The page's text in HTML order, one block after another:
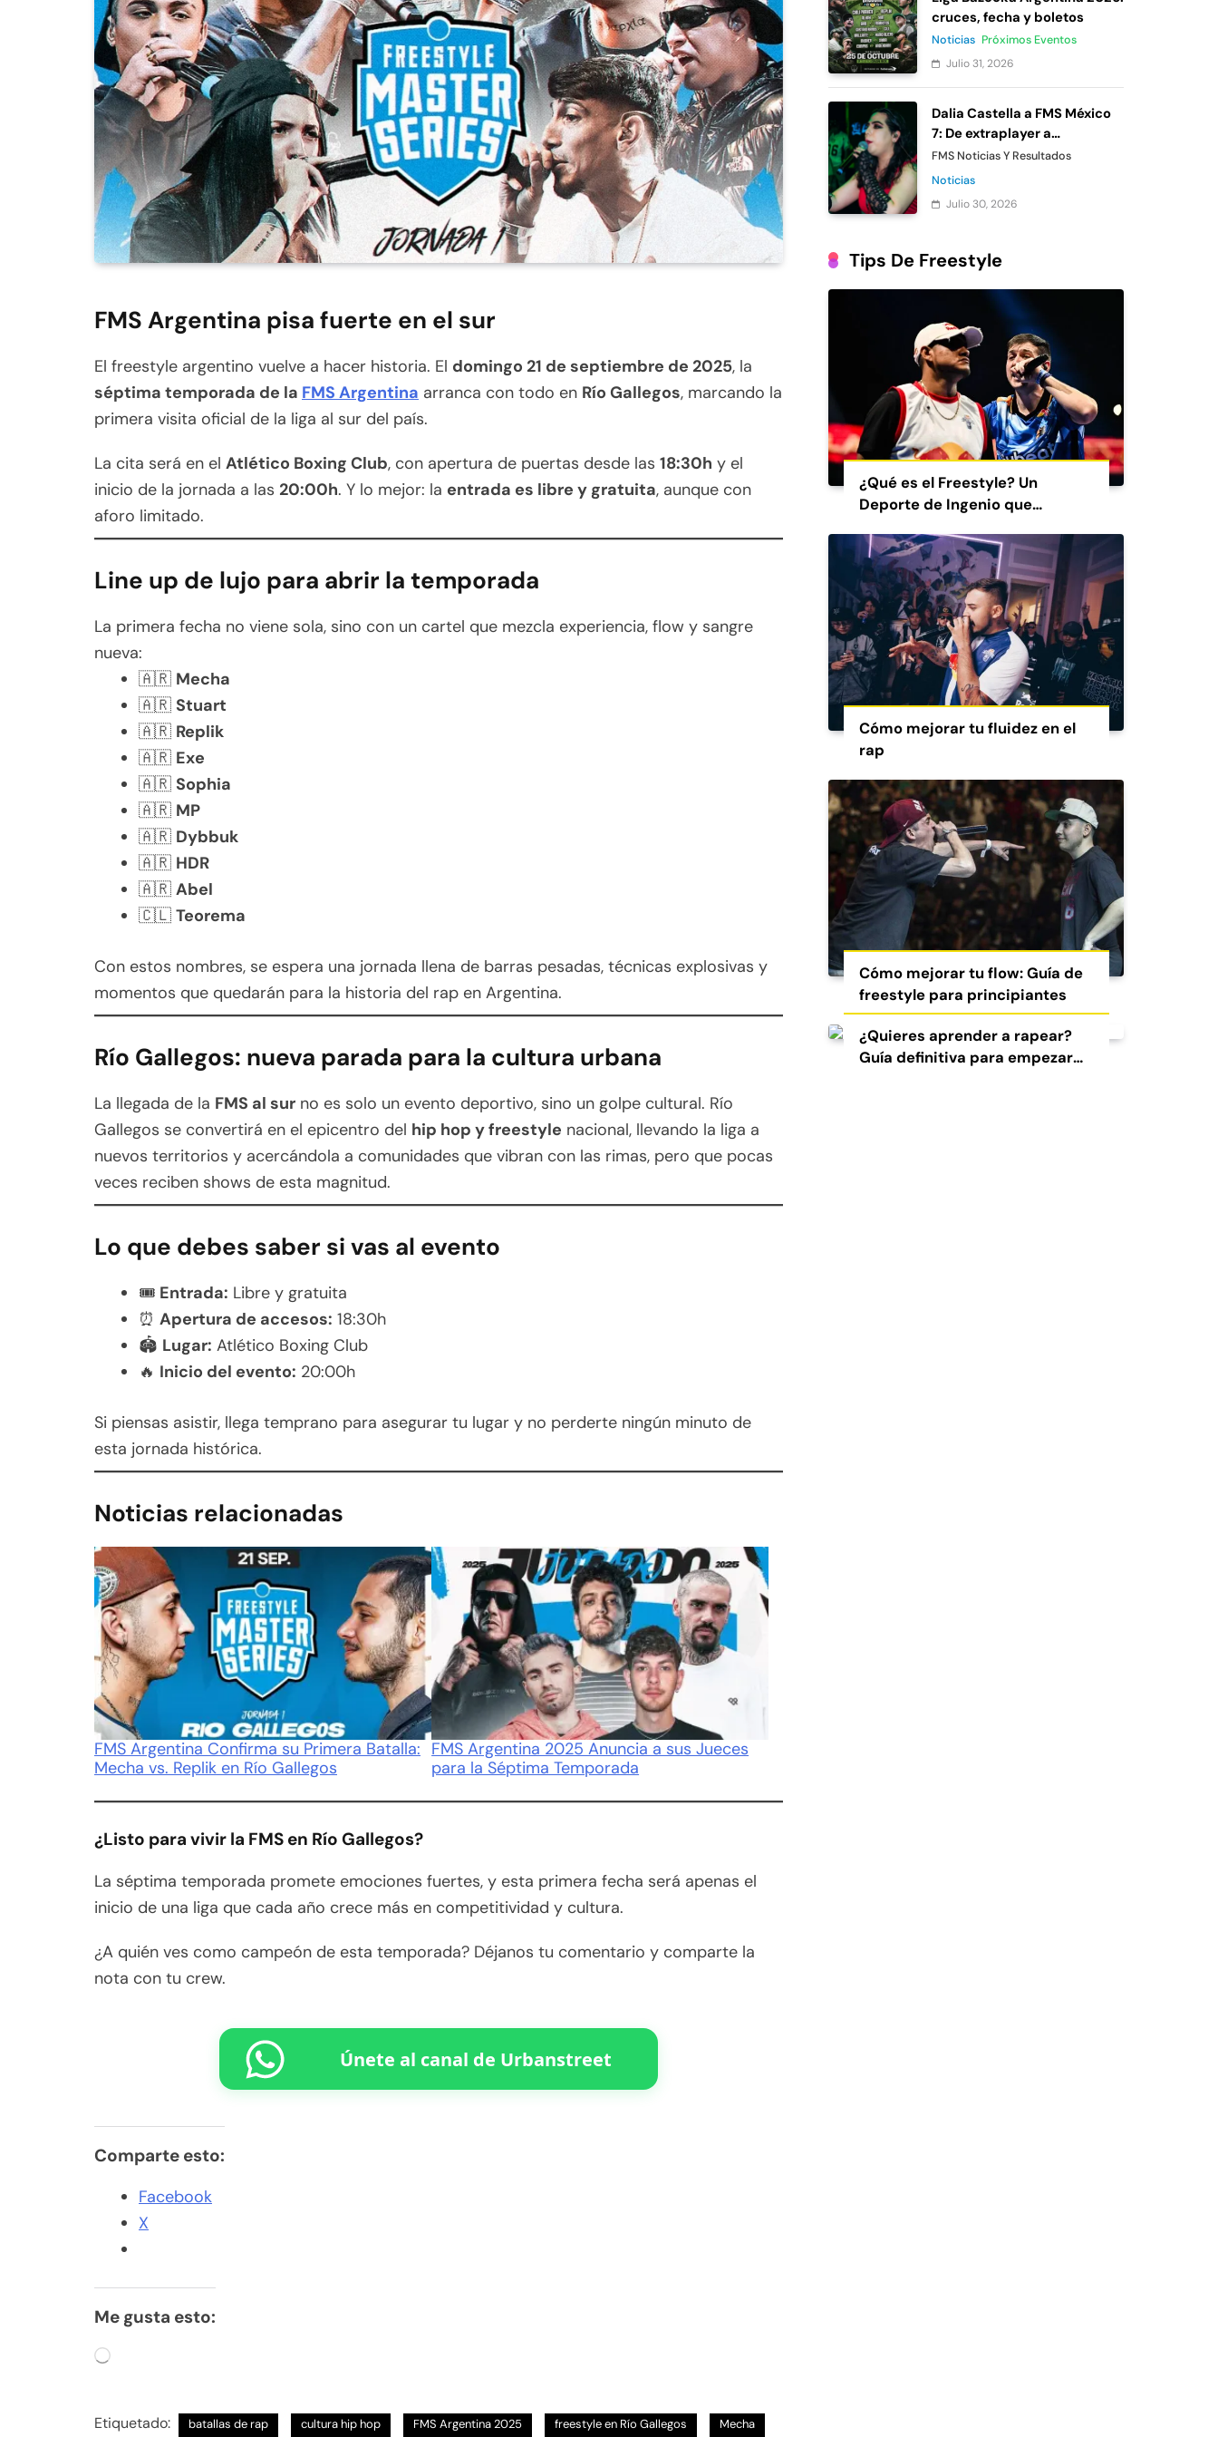
FMS Argentina pisa fuerte en el sur
El freestyle argentino vuelve a hacer historia. El domingo 21 de septiembre de 2025, la
séptima temporada de la FMS Argentina arranca con todo en Río Gallegos, marcando la
primera visita oficial de la liga al sur del país.
La cita será en el Atlético Boxing Club, con apertura de puertas desde las 18:30h y el
inicio de la jornada a las 20:00h. Y lo mejor: la entrada es libre y gratuita, aunque con
aforo limitado.
Line up de lujo para abrir la temporada
La primera fecha no viene sola, sino con un cartel que mezcla experiencia, flow y sangre
nueva:
🇦🇷 Mecha
🇦🇷 Stuart
🇦🇷 Replik
🇦🇷 Exe
🇦🇷 Sophia
🇦🇷 MP
🇦🇷 Dybbuk
🇦🇷 HDR
🇦🇷 Abel
🇨🇱 Teorema
Con estos nombres, se espera una jornada llena de barras pesadas, técnicas explosivas y
momentos que quedarán para la historia del rap en Argentina.
Río Gallegos: nueva parada para la cultura urbana
La llegada de la FMS al sur no es solo un evento deportivo, sino un golpe cultural. Río
Gallegos se convertirá en el epicentro del hip hop y freestyle nacional, llevando la liga a
nuevos territorios y acercándola a comunidades que vibran con las rimas, pero que pocas
veces reciben shows de esta magnitud.
Lo que debes saber si vas al evento
🎟 Entrada: Libre y gratuita
⏰ Apertura de accesos: 18:30h
🏟 Lugar: Atlético Boxing Club
🔥 Inicio del evento: 20:00h
Si piensas asistir, llega temprano para asegurar tu lugar y no perderte ningún minuto de
esta jornada histórica.
Noticias relacionadas
FMS Argentina Confirma su Primera Batalla:
Mecha vs. Replik en Río Gallegos
FMS Argentina 2025 Anuncia a sus Jueces
para la Séptima Temporada
¿Listo para vivir la FMS en Río Gallegos?
La séptima temporada promete emociones fuertes, y esta primera fecha será apenas el
inicio de una liga que cada año crece más en competitividad y cultura.
¿A quién ves como campeón de esta temporada? Déjanos tu comentario y comparte la
nota con tu crew.
Únete al canal de Urbanstreet
Comparte esto:
Facebook
X
Me gusta esto:
Cargando...
Etiquetado: batallas de rap cultura hip hop FMS Argentina 2025 freestyle en Río Gallegos Mecha
cruces, fecha y boletos
Noticias Próximos Eventos
Julio 31, 2026
Dalia Castella a FMS México
7: De extraplayer a
participante oficial
FMS Noticias Y Resultados
Noticias
Julio 30, 2026
Tips De Freestyle
¿Qué es el Freestyle? Un
Deporte de Ingenio que
Cómo mejorar tu fluidez en el
rap
Cómo mejorar tu flow: Guía de
freestyle para principiantes
¿Quieres aprender a rapear?
Guía definitiva para empezar